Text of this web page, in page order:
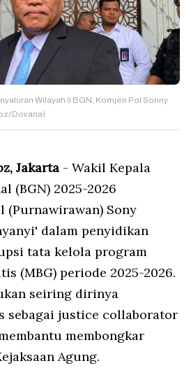
Wilayah II BGN, Komjen Pol Sonny
Dovana)
Jakarta - Wakil Kepala
(BGN) 2025-2026
(Purnawirawan) Sony
dalam penyidikan
tata kelola program
(MBG) periode 2025-2026.
seiring dirinya
sebagai justice collaborator
membongkar
Agung.